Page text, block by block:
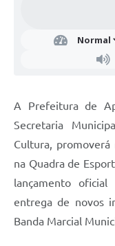
A Prefeitura de
Secretaria
Cultura,
na Quadra de
lançamento
entrega de novos
Banda Marcial